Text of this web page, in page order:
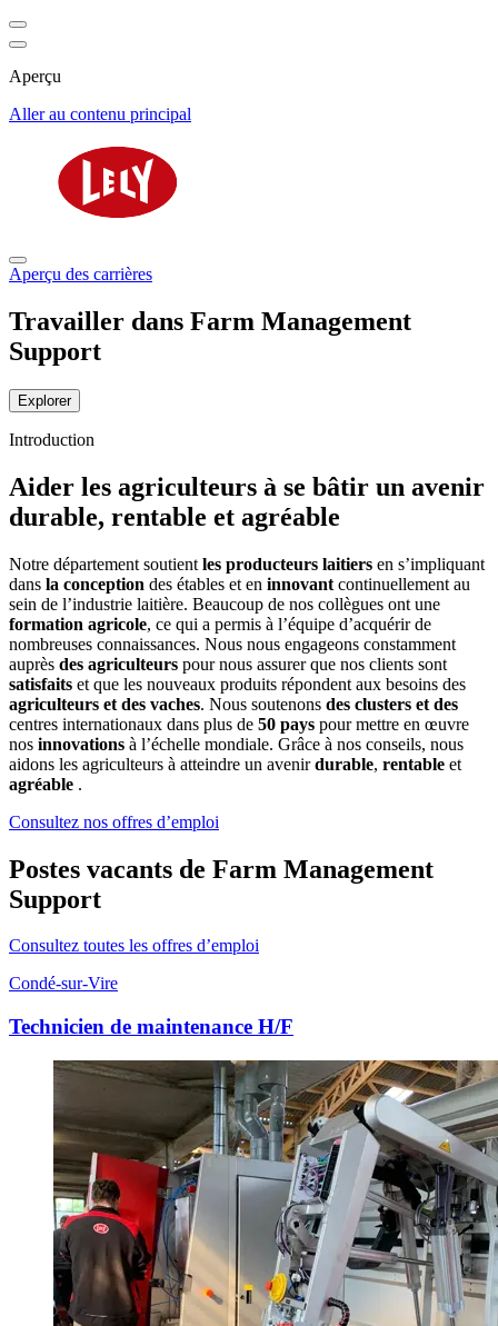
Aperçu
Aller au contenu principal
Aperçu des carrières
Travailler dans Farm Management
Support
Explorer
Introduction
Aider les agriculteurs à se bâtir un avenir
durable, rentable et agréable
Notre département soutient les producteurs laitiers en s’impliquant
dans la conception des étables et en innovant continuellement au
sein de l’industrie laitière. Beaucoup de nos collègues ont une
formation agricole, ce qui a permis à l’équipe d’acquérir de
nombreuses connaissances. Nous nous engageons constamment
auprès des agriculteurs pour nous assurer que nos clients sont
satisfaits et que les nouveaux produits répondent aux besoins des
agriculteurs et des vaches. Nous soutenons des clusters et des
centres internationaux dans plus de 50 pays pour mettre en œuvre
nos innovations à l’échelle mondiale. Grâce à nos conseils, nous
aidons les agriculteurs à atteindre un avenirdurable, rentable et
agréable .
Consultez nos offres d’emploi
Postes vacants de Farm Management
Support
Consultez toutes les offres d’emploi
Condé-sur-Vire
Technicien de maintenance H/F